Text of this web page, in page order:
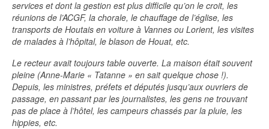
services et dont la gestion est plus difficile qu’on le croit, les
réunions de l’ACGF, la chorale, le chauffage de l’église, les
transports de Houtais en voiture à Vannes ou Lorient, les visites
de malades à l’hôpital, le blason de Houat, etc.
Le recteur avait toujours table ouverte. La maison était souvent
pleine (Anne-Marie « Tatanne » en sait quelque chose !).
Depuis, les ministres, préfets et députés jusqu’aux ouvriers de
passage, en passant par les journalistes, les gens ne trouvant
pas de place à l’hôtel, les campeurs chassés par la pluie, les
hippies, etc.